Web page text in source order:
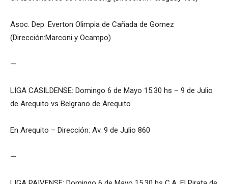
Asoc. Dep. Everton Olimpia de Cañada de Gomez
(Dirección:Marconi y Ocampo)
—
LIGA CASILDENSE: Domingo 6 de Mayo 15.30 hs – 9 de Julio
de Arequito vs Belgrano de Arequito
En Arequito – Dirección: Av. 9 de Julio 860
—